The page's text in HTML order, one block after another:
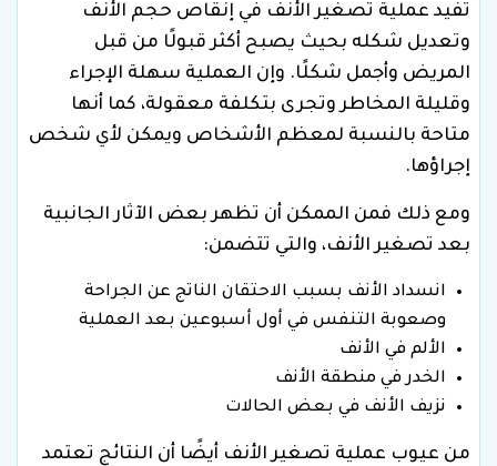
تفيد عملية تصغير الأنف في إنقاص حجم الأنف
وتعديل شكله بحيث يصبح أكثر قبولًا من قبل
المريض وأجمل شكلًا. وإن العملية سهلة الإجراء
وقليلة المخاطر وتجرى بتكلفة معقولة، كما أنها
متاحة بالنسبة لمعظم الأشخاص ويمكن لأي شخص
إجراؤها.
ومع ذلك فمن الممكن أن تظهر بعض الآثار الجانبية
بعد تصغير الأنف، والتي تتضمن:
انسداد الأنف بسبب الاحتقان الناتج عن الجراحة
وصعوبة التنفس في أول أسبوعين بعد العملية
الألم في الأنف
الخدر في منطقة الأنف
نزيف الأنف في بعض الحالات
من عيوب عملية تصغير الأنف أيضًا أن النتائج تعتمد